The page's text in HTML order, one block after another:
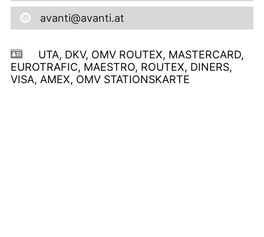
avanti@avanti.at
UTA, DKV, OMV ROUTEX, MASTERCARD,
EUROTRAFIC, MAESTRO, ROUTEX, DINERS,
VISA, AMEX, OMV STATIONSKARTE